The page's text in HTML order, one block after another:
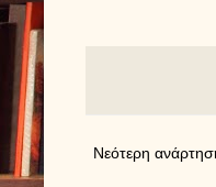
Νεότερη